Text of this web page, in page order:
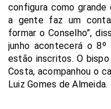
configura como grande
a gente faz um
formar o Conselho”,
junho acontecerá o 8º
estão inscritos. O
Costa, acompanhou o
Luiz Gomes de Almeida.